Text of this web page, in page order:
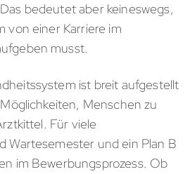
bedeutet aber keineswegs,
von einer Karriere im
musst.
ist breit aufgestellt
Menschen zu
Für viele
Wartesemester und ein Plan B
im Bewerbungsprozess. Ob